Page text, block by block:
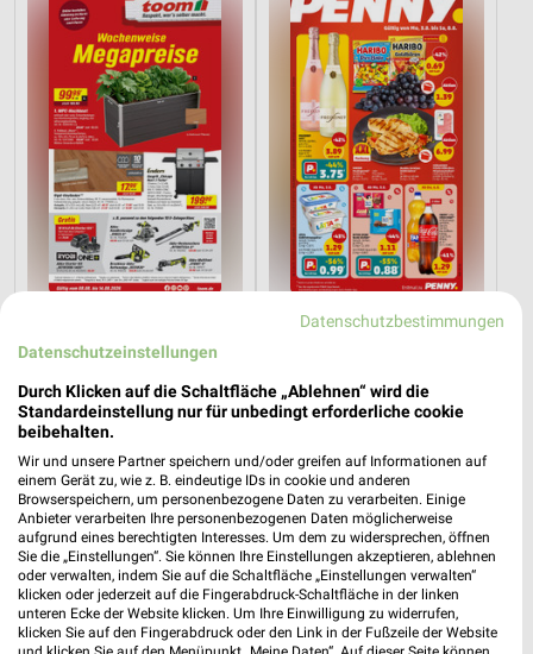
Angebote ab 08.08.
5,3 km
XXXLutz XXXLutz
Datenschutzbestimmungen
Datenschutzeinstellungen
Durch Klicken auf die Schaltfläche „Ablehnen“ wird die
Standardeinstellung nur für unbedingt erforderliche cookie
beibehalten.
Wir und unsere Partner speichern und/oder greifen auf Informationen auf
einem Gerät zu, wie z. B. eindeutige IDs in cookie und anderen
Browserspeichern, um personenbezogene Daten zu verarbeiten. Einige
Anbieter verarbeiten Ihre personenbezogenen Daten möglicherweise
aufgrund eines berechtigten Interesses. Um dem zu widersprechen, öffnen
Sie die „Einstellungen“. Sie können Ihre Einstellungen akzeptieren, ablehnen
oder verwalten, indem Sie auf die Schaltfläche „Einstellungen verwalten“
klicken oder jederzeit auf die Fingerabdruck-Schaltfläche in der linken
unteren Ecke der Website klicken. Um Ihre Einwilligung zu widerrufen,
klicken Sie auf den Fingerabdruck oder den Link in der Fußzeile der Website